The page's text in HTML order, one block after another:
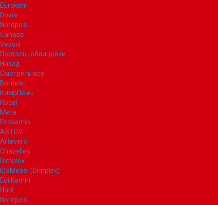
Eurokom
Dovre
Nordpeis
Canada
Vesuvi
Порталы, облицовки
Назад
Смотреть все
Bordelet
КимрПечь
Rocal
Meta
Ecokamin
ASTOV
Artevero
Chazelles
Dimplex
IDaMebel (Dimplex)
EdilKamin
Hark
Nordpeis